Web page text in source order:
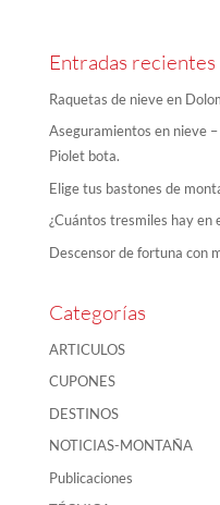
Entradas recientes
Raquetas de nieve en
Aseguramientos en nieve
Piolet bota.
Elige tus bastones de
¿Cuántos tresmiles hay en
Descensor de fortuna con
Categorías
ARTICULOS
CUPONES
DESTINOS
NOTICIAS-MONTAÑA
Publicaciones